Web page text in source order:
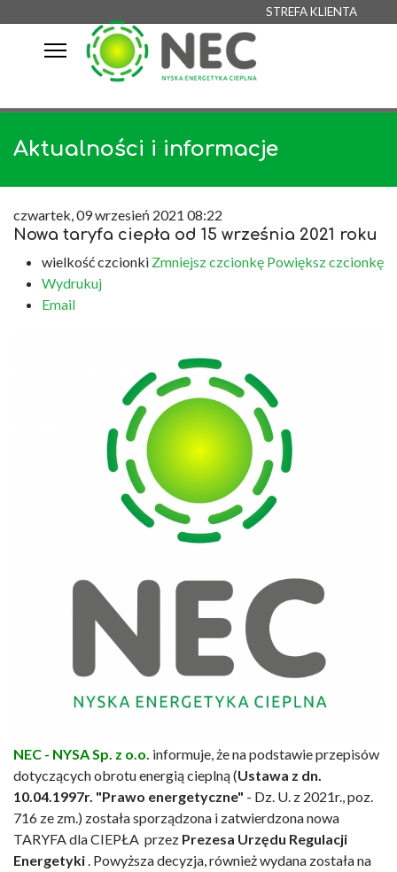
STREFA KLIENTA
Aktualności i informacje
czwartek, 09 wrzesień 2021 08:22
Nowa taryfa ciepła od 15 września 2021 roku
wielkość czcionki Zmniejsz czcionkę Powiększ czcionkę
Wydrukuj
Email
NEC - NYSA Sp. z o.o. informuje, że na podstawie przepisów
dotyczących obrotu energią cieplną (Ustawa z dn.
10.04.1997r. "Prawo energetyczne" - Dz. U. z 2021r., poz.
716 ze zm.) została sporządzona i zatwierdzona nowa
TARYFA dla CIEPŁA przez Prezesa Urzędu Regulacji
Energetyki. Powyższa decyzja, również wydana została na